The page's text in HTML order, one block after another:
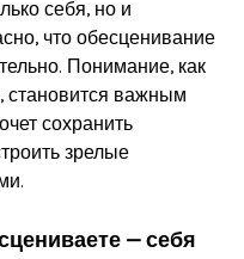
себя, но и
что обесценивание
Понимание, как
становится важным
сохранить
зрелые
— себя